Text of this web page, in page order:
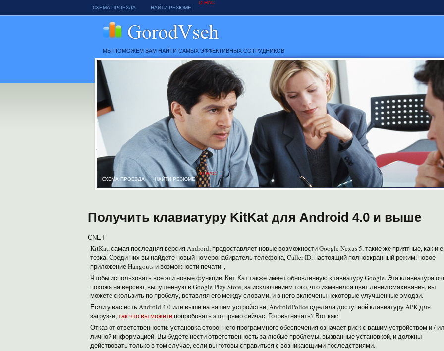
СХЕМА ПРОЕЗДА
О НАС
НАЙТИ РЕЗЮМЕ
МЫ ПОМОЖЕМ ВАМ НАЙТИ САМЫХ ЭФФЕКТИВНЫХ СОТРУДНИКОВ
СХЕМА ПРОЕЗДА
О НАС
НАЙТИ РЕЗЮМЕ
Получить клавиатуру KitKat для Android 4.0 и выше
CNET
KitKat, самая последняя версия Android, предоставляет новые возможности Google Nexus 5, такие же приятные, как и
тезка. Среди них вы найдете новый номеронабиратель телефона, Caller ID, настоящий полноэкранный режим, новое
приложение Hangouts и возможности печати. ,
Чтобы использовать все эти новые функции, Кит-Кат также имеет обновленную клавиатуру Google. Эта клавиатура
похожа на версию, выпущенную в Google Play Store, за исключением того, что изменился цвет линии смахивания, вы
можете скользить по пробелу, вставляя его между словами, и в него включены некоторые улучшенные эмодзи.
Если у вас есть Android 4.0 или выше на вашем устройстве, AndroidPolice сделала доступной клавиатуру APK для
загрузки,так что вы можете попробовать это прямо сейчас. Готовы начать? Вот как:
Отказ от ответственности: установка стороннего программного обеспечения означает риск с вашим устройством и /
личной информацией. Вы будете нести ответственность за любые проблемы, вызванные установкой, и должны
действовать только в том случае, если вы готовы справиться с возникающими последствиями.